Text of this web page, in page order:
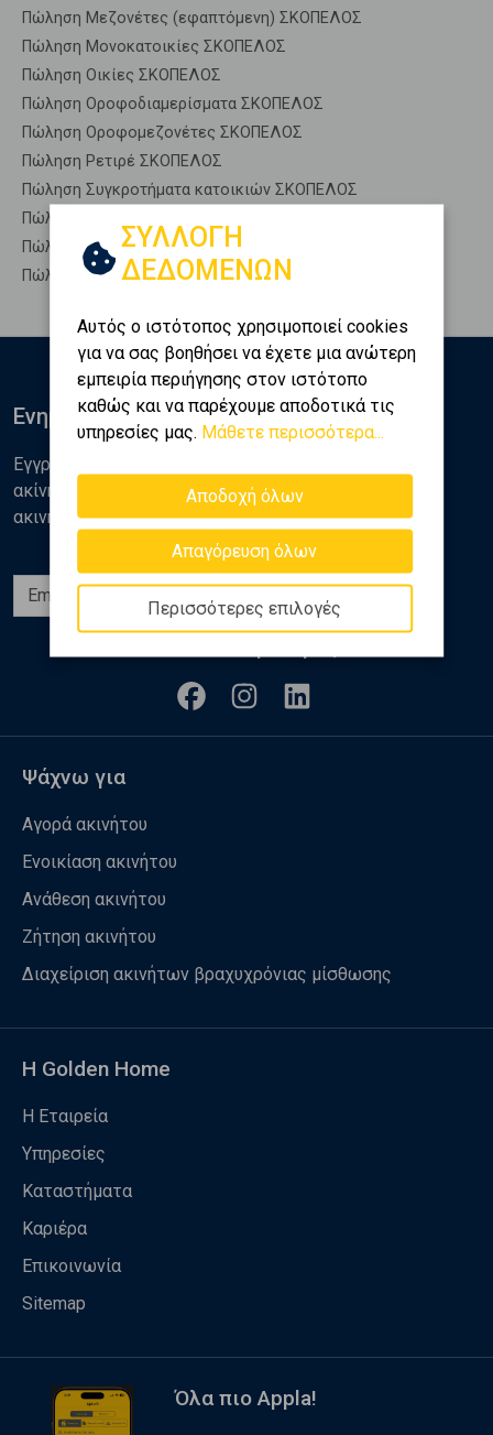
Πώληση Μεζονέτες (εφαπτόμενη) ΣΚΟΠΕΛΟΣ
Πώληση Μονοκατοικίες ΣΚΟΠΕΛΟΣ
Πώληση Οικίες ΣΚΟΠΕΛΟΣ
Πώληση Οροφοδιαμερίσματα ΣΚΟΠΕΛΟΣ
Πώληση Οροφομεζονέτες ΣΚΟΠΕΛΟΣ
Πώληση Ρετιρέ ΣΚΟΠΕΛΟΣ
Πώληση Συγκροτήματα κατοικιών ΣΚΟΠΕΛΟΣ
Πώληση Υπόγεια ΣΚΟΠΕΛΟΣ
Πώληση Υπόσκαφα ΣΚΟΠΕΛΟΣ
Πώληση Υπολ. υψουν ΣΚΟΠΕΛΟΣ
ΣΥΛΛΟΓΗ
ΔΕΔΟΜΕΝΩΝ
Αυτός ο ιστότοπος χρησιμοποιεί cookies
για να σας βοηθήσει να έχετε μια ανώτερη
εμπειρία περιήγησης στον ιστότοπο
καθώς και να παρέχουμε αποδοτικά τις
υπηρεσίες μας. Μάθετε περισσότερα...
Αποδοχή όλων
Απαγόρευση όλων
Περισσότερες επιλογές
Ενημερωθείτε
Εγγραφείτε στο newsletter της Golden Home για νέα
ακίνητα, αναλύσεις και διάφορα θέματα της αγοράς
ακινήτων
Ψάχνω για
Αγορά ακινήτου
Ενοικίαση ακινήτου
Ανάθεση ακινήτου
Ζήτηση ακινήτου
Διαχείριση ακινήτων βραχυχρόνιας μίσθωσης
Η Golden Home
Η Εταιρεία
Υπηρεσίες
Καταστήματα
Καριέρα
Επικοινωνία
Sitemap
Όλα πιο Appla!